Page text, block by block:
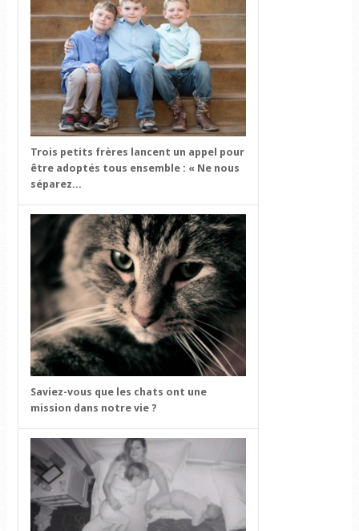
Trois petits frères lancent un appel pour
être adoptés tous ensemble : « Ne nous
séparez...
Saviez-vous que les chats ont une
mission dans notre vie ?